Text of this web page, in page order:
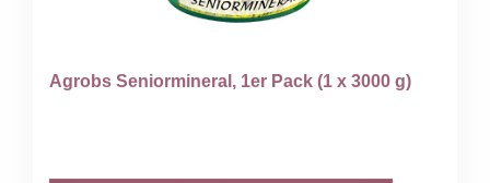
Agrobs Seniormineral, 1er Pack (1 x 3000 g)